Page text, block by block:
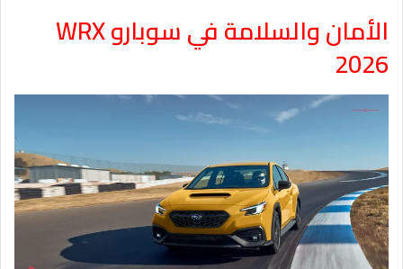
الأمان والسلامة في سوبارو WRX
2026